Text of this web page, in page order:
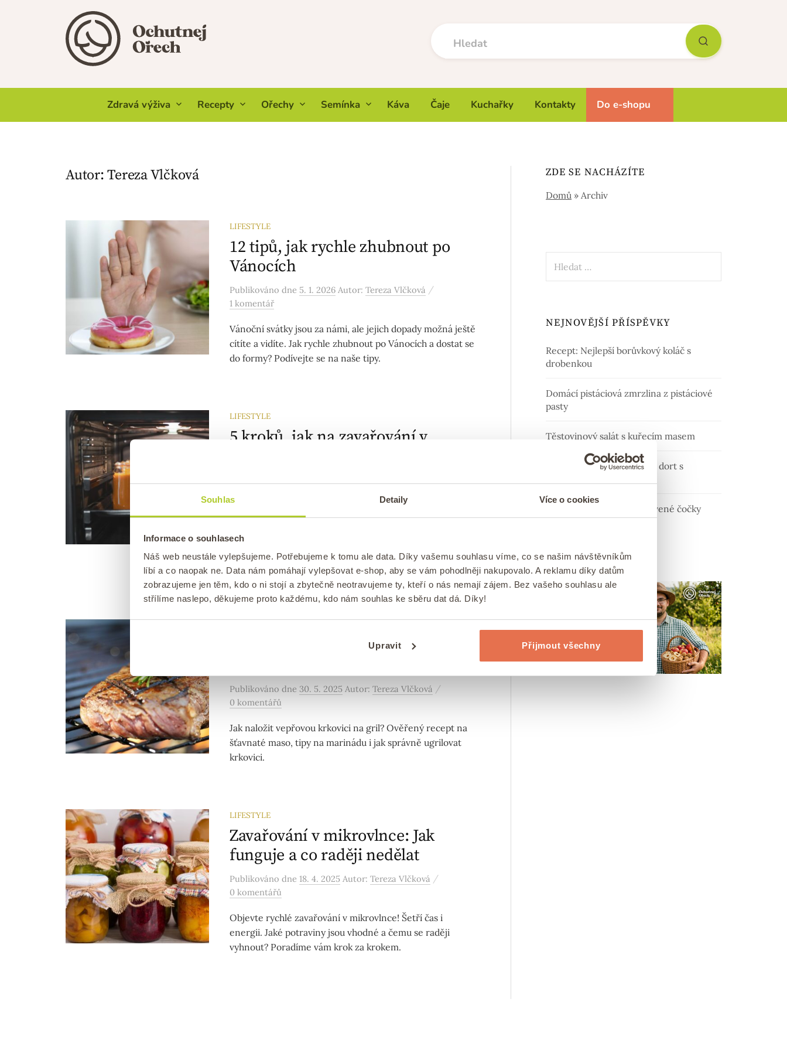
Souhlas Detaily Více o cookies
Informace o souhlasech
Náš web neustále vylepšujeme. Potřebujeme k tomu ale data. Díky vašemu souhlasu víme, co se našim návštěvníkům
líbí a co naopak ne. Data nám pomáhají vylepšovat e-shop, aby se vám pohodlněji nakupovalo. A reklamu díky datům
zobrazujeme jen těm, kdo o ni stojí a zbytečně neotravujeme ty, kteří o nás nemají zájem. Bez vašeho souhlasu ale
střílíme naslepo, děkujeme proto každému, kdo nám souhlas ke sběru dat dá. Díky!
Upravit Přijmout všechny
Zdravá výživa Recepty Ořechy Semínka Káva Čaje Kuchařky Kontakty Do e-shopu
Autor:Tereza Vlčková
LIFESTYLE
12 tipů, jak rychle zhubnout po
Vánocích
Publikováno dne 5. 1. 2026 Autor: Tereza Vlčková /
1 komentář
Vánoční svátky jsou za námi, ale jejich dopady možná ještě
cítíte a vidíte. Jak rychle zhubnout po Vánocích a dostat se
do formy? Podívejte se na naše tipy.
LIFESTYLE
5 kroků, jak na zavařování v
Publikováno Tereza Vlčková
Zavařování v troubě snadno a přehledně: jak na ovoce,
zeleninu, maso i houby, jakou zvolit teplotu a jak dlouho co
zavařovat.
Jak naložit krkovici na gril:
Publikováno dne 30. 5. 2025 Autor: Tereza Vlčková /
0 komentářů
Jak naložit vepřovou krkovici na gril? Ověřený recept na
šťavnaté maso, tipy na marinádu i jak správně ugrilovat
krkovici.
LIFESTYLE
Zavařování v mikrovlnce: Jak
funguje a co raději nedělat
Publikováno dne 18. 4. 2025 Autor: Tereza Vlčková /
0 komentářů
Objevte rychlé zavařování v mikrovlnce! Šetří čas i
energii. Jaké potraviny jsou vhodné a čemu se raději
vyhnout? Poradíme vám krok za krokem.
ZDE SE NACHÁZÍTE
Domů »Archiv
NEJNOVĚJŠÍ PŘÍSPĚVKY
Recept: Nejlepší borůvkový koláč s
drobenkou
Domácí pistáciová zmrzlina z pistáciové
pasty
Těstovinový salát s kuřecím masem
Recept: Domácí pistáciový dort s
Nejlepší pomazánka z červené čočky
AKCE MĚSÍCE